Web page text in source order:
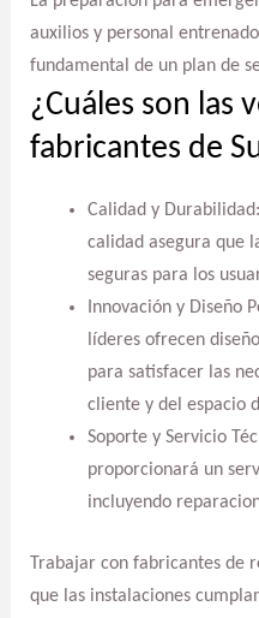
auxilios y personal
fundamental de un plan de
¿Cuáles son las
fabricantes de
Calidad y
calidad asegura que
seguras para los
Innovación y Diseño
líderes ofrecen
para satisfacer las
cliente y del espacio
Soporte y Servicio
proporcionará un
incluyendo
Trabajar con fabricantes de
que las instalaciones